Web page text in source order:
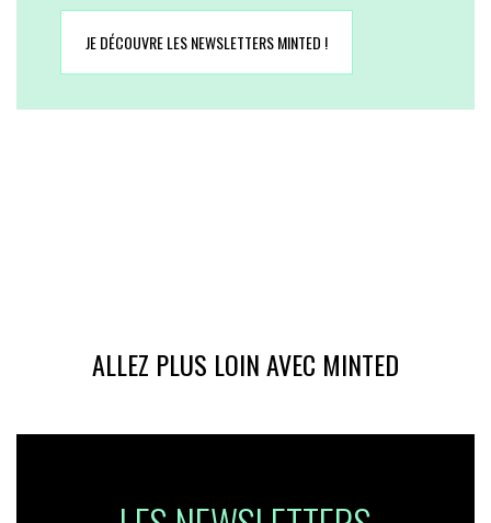
JE DÉCOUVRE LES NEWSLETTERS MINTED !
ALLEZ PLUS LOIN AVEC MINTED